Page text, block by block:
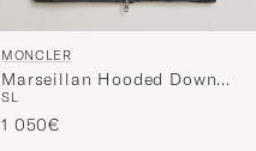
MONCLER
Marseillan Hooded Down
Vest Black
SL
1 050€